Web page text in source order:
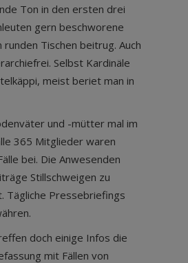
Ton in den ersten drei
gern beschworene
Tischen beitrug. Auch
Selbst Kardinäle
meist beriet man in
und -mütter mal im
365 Mitglieder waren
bei. Die Anwesenden
Stillschweigen zu
Tägliche Pressebriefings
doch einige Infos die
mit Fällen von